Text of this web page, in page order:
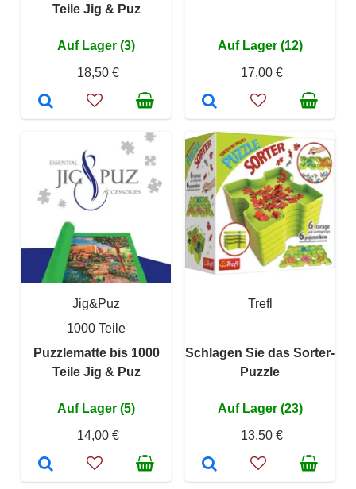
Teile Jig & Puz
Auf Lager (3)
18,50 €
Auf Lager (12)
17,00 €
Jig&Puz
1000 Teile
Puzzlematte bis 1000
Teile Jig & Puz
Auf Lager (5)
14,00 €
Trefl
Schlagen Sie das Sorter-
Puzzle
Auf Lager (23)
13,50 €